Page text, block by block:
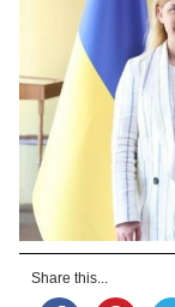
Share this...